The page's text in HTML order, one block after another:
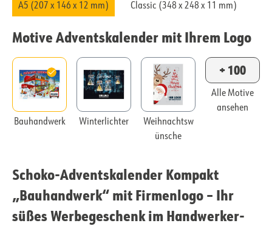
A5 (207 x 146 x 12 mm) Classic (348 x 248 x 11 mm)
Motive Adventskalender mit Ihrem Logo
Bauhandwerk Winterlichter
Weihnachtsw
ünsche
+ 100
Alle Motive
ansehen
Schoko-Adventskalender Kompakt
„Bauhandwerk“ mit Firmenlogo – Ihr
süßes Werbegeschenk im Handwerker-